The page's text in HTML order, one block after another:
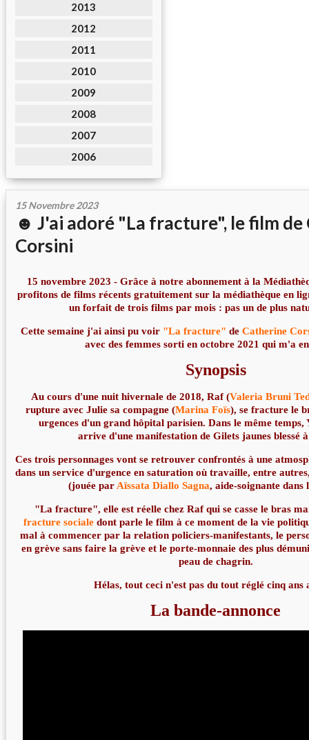
2013
2012
2011
2010
2009
2008
2007
2006
15 Novembre 2023
☻ J'ai adoré "La fracture", le film de
Corsini
15 novembre 2023 - Grâce à notre abonnement à la
profitons de films récents gratuitement sur la médiathèque en
un forfait de trois films par mois : pas un de plus
Cette semaine j'ai ainsi pu voir "La fracture" de Catherine
avec des femmes sorti en octobre 2021 qui m'a
Synopsis
Au cours d'une nuit hivernale de 2018, Raf (Valeria Bruni
rupture avec Julie sa compagne (Marina Foïs), se fracture le
urgences d'un grand hôpital parisien. Dans le même temps,
arrive d'une manifestation de Gilets jaunes blessé
Ces trois personnages vont se retrouver confrontés à une
dans un service d'urgence en saturation où travaille, entre
(jouée par Aïssata Diallo Sagna, aide-soignante
"La fracture", elle est réelle chez Raf qui se casse le bras
fracture sociale dont parle le film à ce moment de la vie
mal à commencer par la relation policiers-manifestants, le
en grève sans faire la grève et le porte-monnaie des plus
peau de chagrin.
Hélas, tout ceci n'est pas du tout réglé cinq ans
La bande-annonce